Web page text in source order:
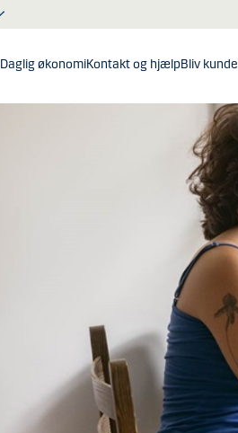
Daglig økonomiKontakt og hjælpBliv kunde